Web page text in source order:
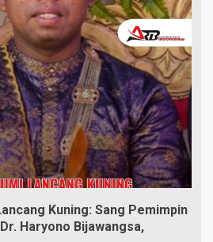
Kuning: Sang Pemimpin
Haryono Bijawangsa,